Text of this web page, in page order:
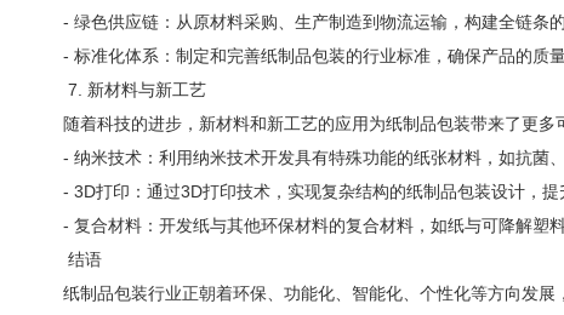
- 绿色供应链：从原材料采购、生产制造到物流运输，构建全链条
- 标准化体系：制定和完善纸制品包装的行业标准，确保产品的质
7. 新材料与新工艺
随着科技的进步，新材料和新工艺的应用为纸制品包装带来了更多
- 纳米技术：利用纳米技术开发具有特殊功能的纸张材料，如抗菌
- 3D打印：通过3D打印技术，实现复杂结构的纸制品包装设计，提
- 复合材料：开发纸与其他环保材料的复合材料，如纸与可降解塑
结语
纸制品包装行业正朝着环保、功能化、智能化、个性化等方向发